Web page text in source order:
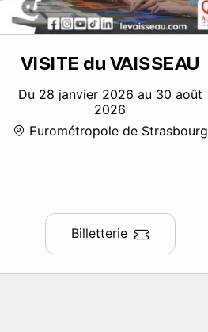
VISITE du VAISSEAU
Du 28 janvier 2026 au 30 août
2026
Eurométropole de Strasbourg
Billetterie